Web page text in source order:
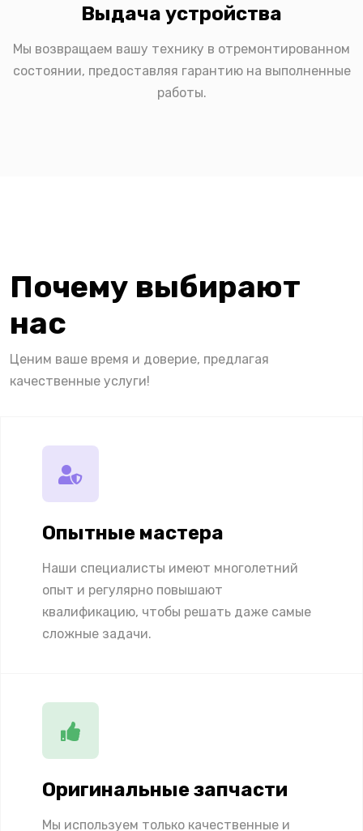
Выдача устройства
Мы возвращаем вашу технику в отремонтированном
состоянии, предоставляя гарантию на выполненные
работы.
Почему выбирают
нас
Ценим ваше время и доверие, предлагая
качественные услуги!
Опытные мастера
Наши специалисты имеют многолетний
опыт и регулярно повышают
квалификацию, чтобы решать даже самые
сложные задачи.
Оригинальные запчасти
Мы используем только качественные и